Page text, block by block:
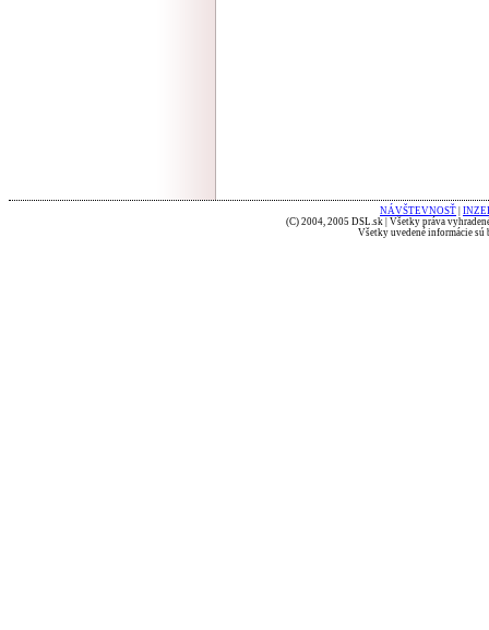
NÁVŠTEVNOSŤ
(C) 2004, 2005 DSL.sk | Všetky práva
Všetky uvedené informácie sú